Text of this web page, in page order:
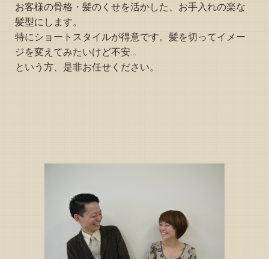
お客様の骨格・髪のくせを活かした、お手入れの楽な
髪型にします。
特にショートスタイルが得意です。髪を切ってイメー
ジを変えてみたいけど不安…
という方、是非お任せください。